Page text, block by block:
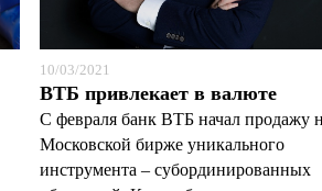
10/03/2021
ВТБ привлекает в валюте
С февраля банк ВТБ начал продажу
Московской бирже уникального
инструмента – субординированных